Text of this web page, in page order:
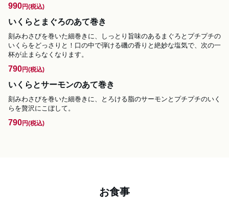
990円(税込)
いくらとまぐろのあて巻き
刻みわさびを巻いた細巻きに、しっとり旨味のあるまぐろとプチプチの
いくらをどっさりと！口の中で弾ける磯の香りと絶妙な塩気で、次の一
杯が止まらなくなります。
790円(税込)
いくらとサーモンのあて巻き
刻みわさびを巻いた細巻きに、とろける脂のサーモンとプチプチのいく
らを贅沢にこぼして。
790円(税込)
お食事